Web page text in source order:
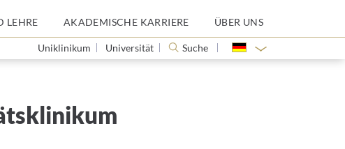
LEHRE AKADEMISCHE KARRIERE ÜBER UNS
Uniklinikum Universität Suche